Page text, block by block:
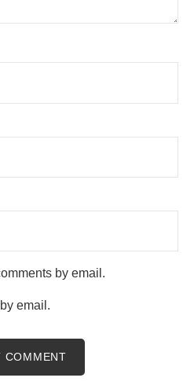
by email.
email.